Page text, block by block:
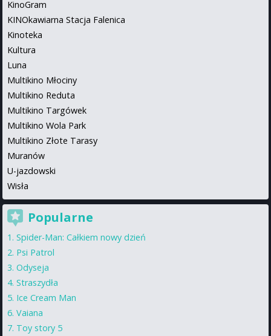
KinoGram
KINOkawiarna Stacja Falenica
Kinoteka
Kultura
Luna
Multikino Młociny
Multikino Reduta
Multikino Targówek
Multikino Wola Park
Multikino Złote Tarasy
Muranów
U-jazdowski
Wisła
Popularne
Spider-Man: Całkiem nowy dzień
Psi Patrol
Odyseja
Straszydła
Ice Cream Man
Vaiana
Toy story 5